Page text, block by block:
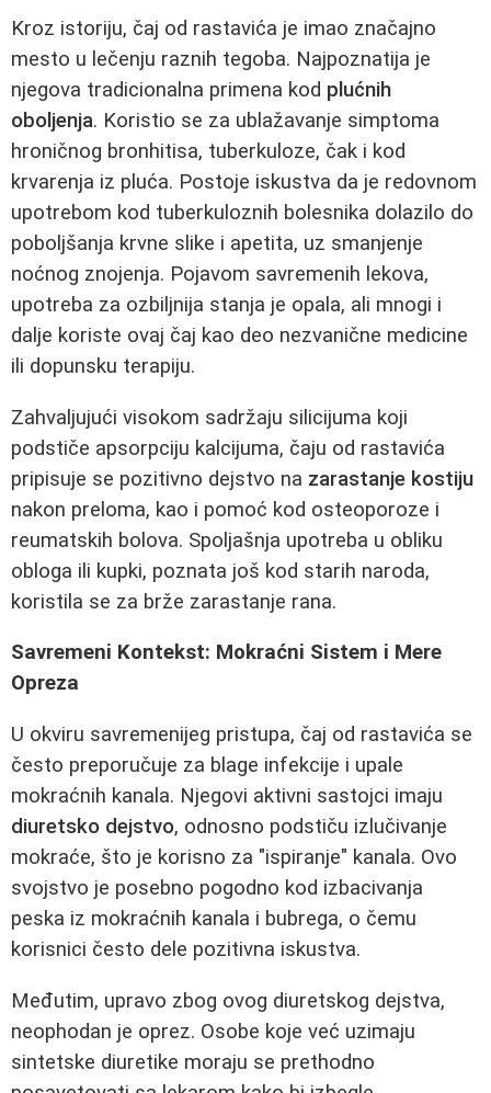
Kroz istoriju, čaj od rastavića je imao značajno
mesto u lečenju raznih tegoba. Najpoznatija je
njegova tradicionalna primena kod plućnih
oboljenja. Koristio se za ublažavanje simptoma
hroničnog bronhitisa, tuberkuloze, čak i kod
krvarenja iz pluća. Postoje iskustva da je redovnom
upotrebom kod tuberkuloznih bolesnika dolazilo do
poboljšanja krvne slike i apetita, uz smanjenje
noćnog znojenja. Pojavom savremenih lekova,
upotreba za ozbiljnija stanja je opala, ali mnogi i
dalje koriste ovaj čaj kao deo nezvanične medicine
ili dopunsku terapiju.
Zahvaljujući visokom sadržaju silicijuma koji
podstiče apsorpciju kalcijuma, čaju od rastavića
pripisuje se pozitivno dejstvo na zarastanje kostiju
nakon preloma, kao i pomoć kod osteoporoze i
reumatskih bolova. Spoljašnja upotreba u obliku
obloga ili kupki, poznata još kod starih naroda,
koristila se za brže zarastanje rana.
Savremeni Kontekst: Mokraćni Sistem i Mere
Opreza
U okviru savremenijeg pristupa, čaj od rastavića se
često preporučuje za blage infekcije i upale
mokraćnih kanala. Njegovi aktivni sastojci imaju
diuretsko dejstvo, odnosno podstiču izlučivanje
mokraće, što je korisno za "ispiranje" kanala. Ovo
svojstvo je posebno pogodno kod izbacivanja
peska iz mokraćnih kanala i bubrega, o čemu
korisnici često dele pozitivna iskustva.
Međutim, upravo zbog ovog diuretskog dejstva,
neophodan je oprez. Osobe koje već uzimaju
sintetske diuretike moraju se prethodno